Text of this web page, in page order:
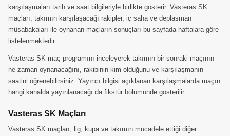
karşılaşmaları tarih ve saat bilgileriyle birlikte gösterir. Vasteras SK
maçları, takımın karşılaşacağı rakipler, iç saha ve deplasman
müsabakaları ile oynanan maçların sonuçları bu sayfada haftalara göre
listelenmektedir.
Vasteras SK maç programını inceleyerek takımın bir sonraki maçının
ne zaman oynanacağını, rakibinin kim olduğunu ve karşılaşmanın
saatini öğrenebilirsiniz. Yayıncı bilgisi açıklanan karşılaşmalarda maçın
hangi kanalda yayınlanacağı da fikstür bölümünde gösterilir.
Vasteras SK Maçları
Vasteras SK maçları; lig, kupa ve takımın mücadele ettiği diğer